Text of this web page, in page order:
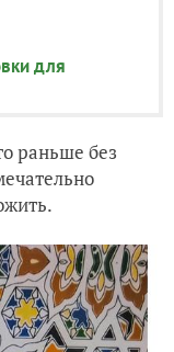
для
раньше без